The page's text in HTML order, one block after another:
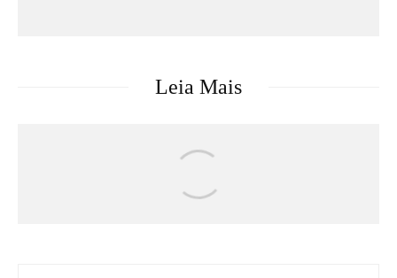
Leia Mais
DRAGON BALL: SPARKING! ZERO
BREAKING NEO, já disponível para PC